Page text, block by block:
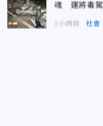
魂 運將毒駕
1小時前 社會